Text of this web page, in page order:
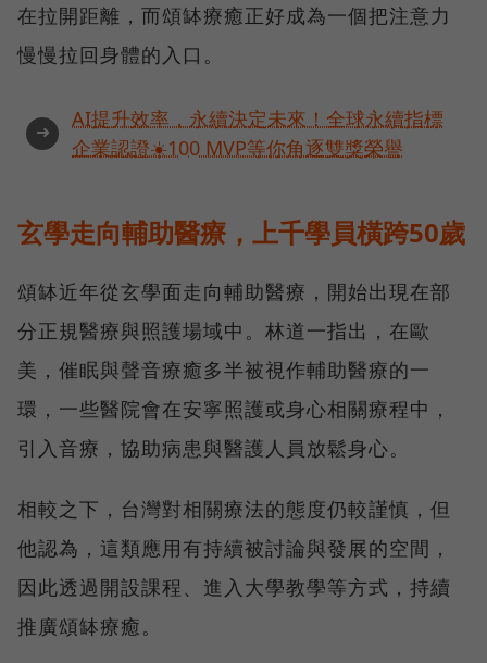
在拉開距離，而頌缽療癒正好成為一個把注意力
慢慢拉回身體的入口。
➜
AI提升效率，永續決定未來！全球永續指標
企業認證☀️100 MVP等你角逐雙獎榮譽
玄學走向輔助醫療，上千學員橫跨50歲
頌缽近年從玄學面走向輔助醫療，開始出現在部
分正規醫療與照護場域中。林道一指出，在歐
美，催眠與聲音療癒多半被視作輔助醫療的一
環，一些醫院會在安寧照護或身心相關療程中，
引入音療，協助病患與醫護人員放鬆身心。
相較之下，台灣對相關療法的態度仍較謹慎，但
他認為，這類應用有持續被討論與發展的空間，
因此透過開設課程、進入大學教學等方式，持續
推廣頌缽療癒。